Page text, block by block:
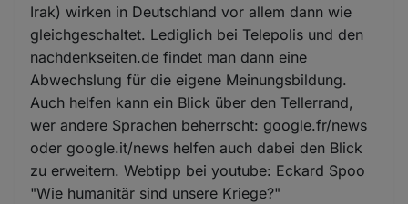
Irak) wirken in Deutschland vor allem dann wie
gleichgeschaltet. Lediglich bei Telepolis und den
nachdenkseiten.de findet man dann eine
Abwechslung für die eigene Meinungsbildung.
Auch helfen kann ein Blick über den Tellerrand,
wer andere Sprachen beherrscht: google.fr/news
oder google.it/news helfen auch dabei den Blick
zu erweitern. Webtipp bei youtube: Eckard Spoo
"Wie humanitär sind unsere Kriege?"